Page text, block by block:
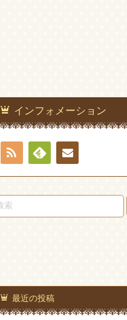
インフォメーション
RSS
Feedly連絡
先
最近の投稿